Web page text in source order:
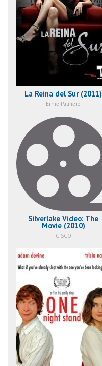
La Reina del Sur (2011)
Ernie Palmero
Silverlake Video: The
Movie (2010)
CISCO